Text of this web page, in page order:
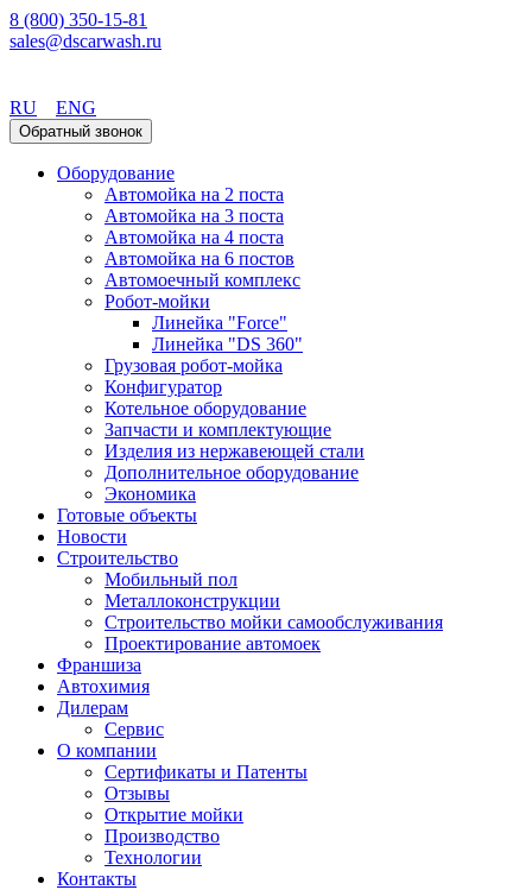
8 (800) 350-15-81
sales@dscarwash.ru
RU
ENG
Обратный звонок
Оборудование
Автомойка на 2 поста
Автомойка на 3 поста
Автомойка на 4 поста
Автомойка на 6 постов
Автомоечный комплекс
Робот-мойки
Линейка "Force"
Линейка "DS 360"
Грузовая робот-мойка
Конфигуратор
Котельное оборудование
Запчасти и комплектующие
Изделия из нержавеющей стали
Дополнительное оборудование
Экономика
Готовые объекты
Новости
Строительство
Мобильный пол
Металлоконструкции
Строительство мойки самообслуживания
Проектирование автомоек
Франшиза
Автохимия
Дилерам
Сервис
О компании
Сертификаты и Патенты
Отзывы
Открытие мойки
Производство
Технологии
Контакты